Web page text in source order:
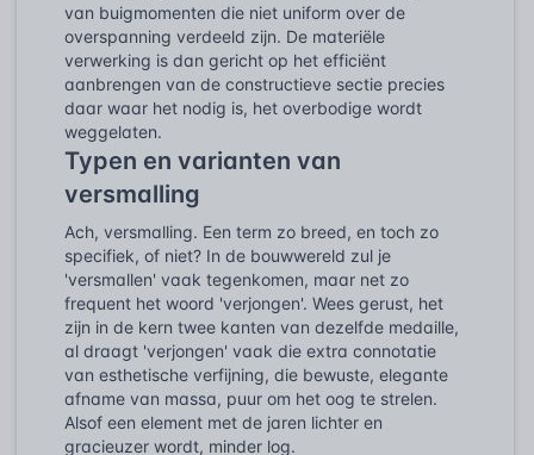
van buigmomenten die niet uniform over de
overspanning verdeeld zijn. De materiële
verwerking is dan gericht op het efficiënt
aanbrengen van de constructieve sectie precies
daar waar het nodig is, het overbodige wordt
weggelaten.
Typen en varianten van
versmalling
Ach, versmalling. Een term zo breed, en toch zo
specifiek, of niet? In de bouwwereld zul je
'versmallen' vaak tegenkomen, maar net zo
frequent het woord 'verjongen'. Wees gerust, het
zijn in de kern twee kanten van dezelfde medaille,
al draagt 'verjongen' vaak die extra connotatie
van esthetische verfijning, die bewuste, elegante
afname van massa, puur om het oog te strelen.
Alsof een element met de jaren lichter en
gracieuzer wordt, minder log.